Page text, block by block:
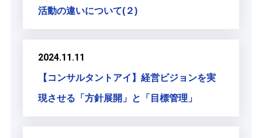
活動の違いについて(２)
2024.11.11
【コンサルタントアイ】経営ビジョンを実
現させる「方針展開」と「目標管理」